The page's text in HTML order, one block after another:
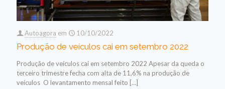
Autoagora em 10/10/2022
Produção de veículos cai em setembro 2022
Produção de veículos cai em setembro 2022 Apesar da queda o
terceiro trimestre fecha com alta de 11,6% na produção de
veículos O levantamento mensal feito […]